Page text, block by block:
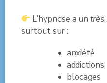
L’hypnose a untrès
surtout sur :
anxiété
addictions
blocages